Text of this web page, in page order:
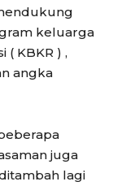
keluarga
KBKR ) ,
angka
juga
lagi